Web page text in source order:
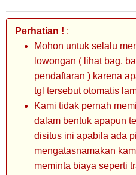
Perhatian ! :
Mohon untuk selalu
lowongan ( lihat bag.
pendaftaran ) karena
tgl tersebut otomatis
Kami tidak pernah
dalam bentuk apapun
disitus ini apabila ada
mengatasnamakan
meminta biaya seperti